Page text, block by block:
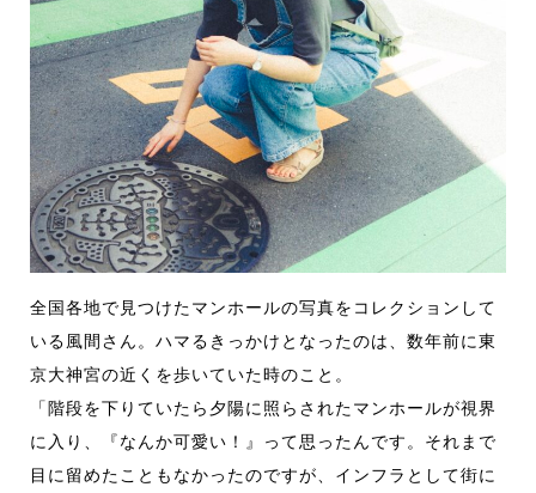
全国各地で見つけたマンホールの写真をコレクションして
いる風間さん。ハマるきっかけとなったのは、数年前に東
京大神宮の近くを歩いていた時のこと。
「階段を下りていたら夕陽に照らされたマンホールが視界
に入り、『なんか可愛い！』って思ったんです。それまで
目に留めたこともなかったのですが、インフラとして街に